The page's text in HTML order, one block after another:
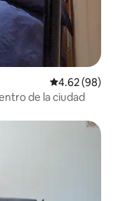
Calificación
4.62 (98)
de la ciudad